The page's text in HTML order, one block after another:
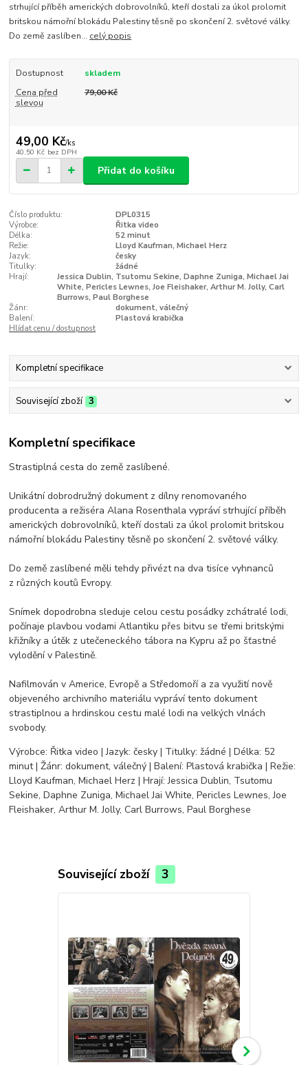
strhující příběh amerických dobrovolníků, kteří dostali za úkol prolomit
britskou námořní blokádu Palestiny těsně po skončení 2. světové války.
Do země zaslíben... celý popis
Dostupnost
skladem
Cena před
slevou
79,00 Kč
49,00 Kč/ks
40,50 Kč bez DPH
Přidat do košíku
Číslo produktu:
DPL0315
Výrobce:
Řitka video
Délka:
52 minut
Režie:
Lloyd Kaufman, Michael Herz
Jazyk:
česky
Titulky:
žádné
Hrají:
Jessica Dublin, Tsutomu Sekine, Daphne Zuniga, Michael Jai
White, Pericles Lewnes, Joe Fleishaker, Arthur M. Jolly, Carl
Burrows, Paul Borghese
Žánr:
dokument, válečný
Balení:
Plastová krabička
Hlídat cenu / dostupnost
Kompletní specifikace
Související zboží 3
Kompletní specifikace
Strastiplná cesta do země zaslíbené.
Unikátní dobrodružný dokument z dílny renomovaného
producenta a režiséra Alana Rosenthala vypráví strhující příběh
amerických dobrovolníků, kteří dostali za úkol prolomit britskou
námořní blokádu Palestiny těsně po skončení 2. světové války.
Do země zaslíbené měli tehdy přivézt na dva tisíce vyhnanců
z různých koutů Evropy.
Snímek dopodrobna sleduje celou cestu posádky zchátralé lodi,
počínaje plavbou vodami Atlantiku přes bitvu se třemi britskými
křižníky a útěk z utečeneckého tábora na Kypru až po šťastné
vylodění v Palestině.
Nafilmován v Americe, Evropě a Středomoří a za využití nově
objeveného archivního materiálu vypráví tento dokument
strastiplnou a hrdinskou cestu malé lodi na velkých vlnách
svobody.
Výrobce: Řitka video | Jazyk: česky | Titulky: žádné | Délka: 52
minut | Žánr: dokument, válečný | Balení: Plastová krabička | Režie:
Lloyd Kaufman, Michael Herz | Hrají: Jessica Dublin, Tsutomu
Sekine, Daphne Zuniga, Michael Jai White, Pericles Lewnes, Joe
Fleishaker, Arthur M. Jolly, Carl Burrows, Paul Borghese
Související zboží 3